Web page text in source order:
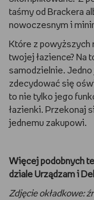
taśmy od Brackera
nowoczesnym i
Które z powyższych
twojej łazience? Na
samodzielnie.
zdecydować się
to nie tylko jego
łazienki. Przekonaj
jednemu zakupowi.
Więcej podobnych
dziale Urządzam i
Zdjęcie okładkowe: